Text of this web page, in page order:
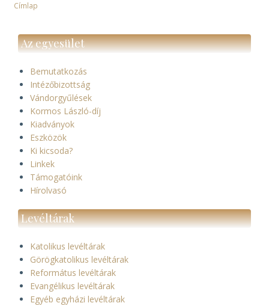
Morzsa
Címlap
Az egyesület
Bemutatkozás
Intézőbizottság
Vándorgyűlések
Kormos László-díj
Kiadványok
Eszközök
Ki kicsoda?
Linkek
Támogatóink
Hírolvasó
Levéltárak
Katolikus levéltárak
Görögkatolikus levéltárak
Református levéltárak
Evangélikus levéltárak
Egyéb egyházi levéltárak